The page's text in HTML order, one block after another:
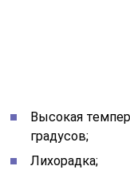
Высокая
градусов;
Лихорадка;